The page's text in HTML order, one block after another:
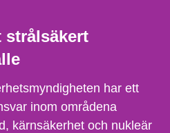
strålsäkert
har ett
inom områdena
kärnsäkerhet och nukleär